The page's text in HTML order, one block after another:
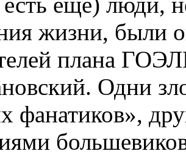
жизни, были
плана
Одни
фанатиков»,